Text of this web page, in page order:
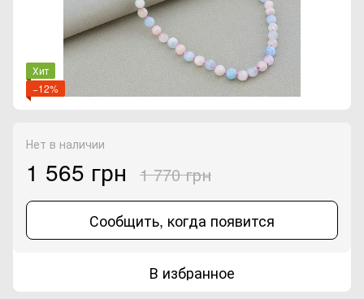
Хит
−12%
Нет в наличии
1 565 грн 1 770 грн
Сообщить, когда появится
В избранное